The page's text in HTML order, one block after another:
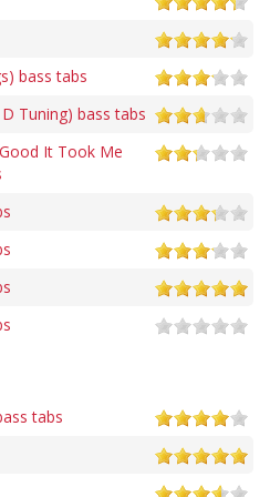
bass tabs
Tuning) bass tabs
It Took Me
tabs